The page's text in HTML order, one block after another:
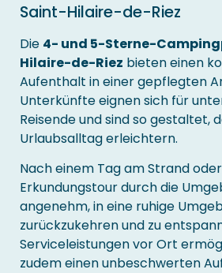
Saint-Hilaire-de-Riez
Die 4- und 5-Sterne-
Hilaire-de-Riez bieten einen
Aufenthalt in einer gepflegten
Unterkünfte eignen sich für
Reisende und sind so gestaltet,
Urlaubsalltag erleichtern.
Nach einem Tag am Strand
Erkundungstour durch die
angenehm, in eine ruhige
zurückzukehren und zu
Serviceleistungen vor Ort
zudem einen unbeschwerten